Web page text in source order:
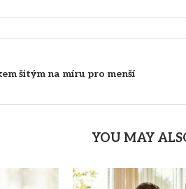
šitým na míru pro menší
YOU MAY